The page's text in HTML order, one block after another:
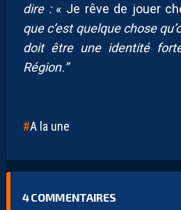
dire : « Je rêve de jouer
que c’est quelque chose
doit être une identité
Région.”
A la une
4COMMENTAIRES